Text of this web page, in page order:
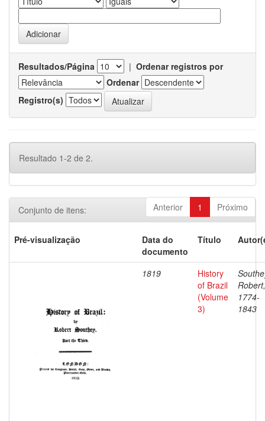
Resultados/Página | Ordenar registros por
Ordenar
Registro(s)
Resultado 1-2 de 2.
Anterior 1 Próximo
Conjunto de itens:
Pré-visualização
Data do
documento
Título
1819
History
of Brazil
(Volume
3)
Robert,
1774-
1843